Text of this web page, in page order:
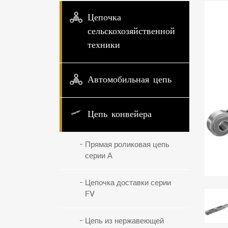
Цепочка
сельскохозяйственной
техники
Автомобильная цепь
Цепь конвейера
Прямая роликовая цепь
серии А
Цепочка доставки серии
FV
Цепь из нержавеющей